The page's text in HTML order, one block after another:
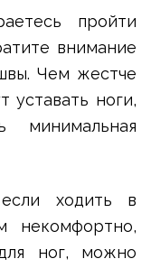
пройти
внимание
Чем жестче
уставать ноги,
ходить в
некомфортно,
ног, можно